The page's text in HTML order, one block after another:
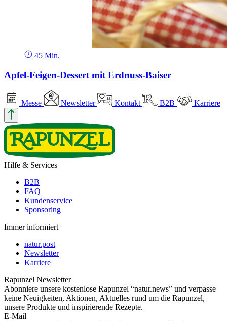
45 Min.
Apfel-Feigen-Dessert mit Erdnuss-Baiser
Messe Newsletter Kontakt B2B Karriere
Hilfe & Services
B2B
FAQ
Kundenservice
Sponsoring
Immer informiert
natur.post
Newsletter
Karriere
Rapunzel Newsletter
Abonniere unsere kostenlose Rapunzel “natur.news” und verpasse
keine Neuigkeiten, Aktionen, Aktuelles rund um die Rapunzel,
unsere Produkte und inspirierende Rezepte.
E-Mail